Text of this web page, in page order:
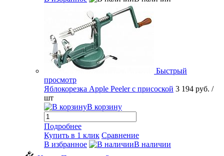
Быстрый
просмотр
Яблокорезка Apple Peeler с присоской 3 194 руб. /
шт
В корзину
Подробнее
Купить в 1 клик Сравнение
В избранное
В наличии